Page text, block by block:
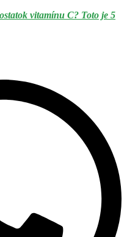
vitamínu C? Toto je 5